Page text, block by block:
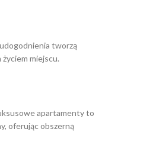
tworzą
miejscu.
apartamenty to
oferując obszerną